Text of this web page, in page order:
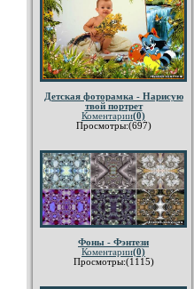
Детская фоторамка - Нарисую
твой портрет
Коментарии(0)
Просмотры:(697)
Фоны - Фэнтези
Коментарии(0)
Просмотры:(1115)